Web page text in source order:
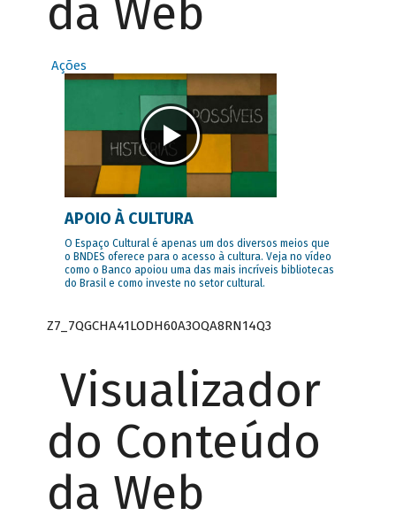
da Web
Ações
APOIO À CULTURA
O Espaço Cultural é apenas um dos diversos meios que
o BNDES oferece para o acesso à cultura. Veja no vídeo
como o Banco apoiou uma das mais incríveis bibliotecas
do Brasil e como investe no setor cultural.
Z7_7QGCHA41LODH60A3OQA8RN14Q3
Visualizador
do Conteúdo
da Web